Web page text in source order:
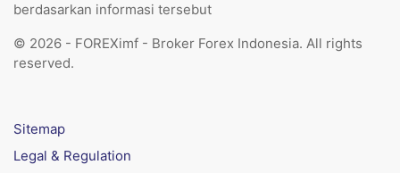
berdasarkan informasi tersebut
© 2026 - FOREXimf - Broker Forex Indonesia. All rights
reserved.
Sitemap
Legal & Regulation